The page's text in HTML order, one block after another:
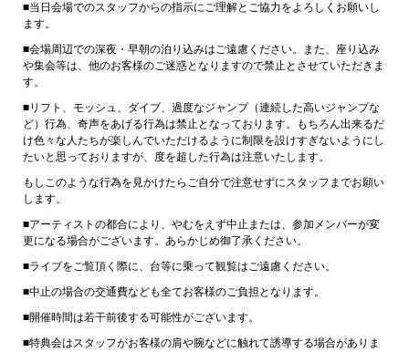
■当日会場でのスタッフからの指示にご理解とご協力をよろしくお願いし
ます。
■会場周辺での深夜・早朝の泊り込みはご遠慮ください。また、座り込み
や集会等は、他のお客様のご迷惑となりますので禁止とさせていただきま
す。
■リフト、モッシュ、ダイブ、過度なジャンプ（連続した高いジャンプな
ど）行為、奇声をあげる行為は禁止となっております。もちろん出来るだ
け色々な人たちが楽しんでいただけるように制限を設けすぎないようにし
たいと思っておりますが、度を超した行為は注意いたします。
もしこのような行為を見かけたらご自分で注意せずにスタッフまでお願い
します。
■アーティストの都合により、やむをえず中止または、参加メンバーが変
更になる場合がございます。あらかじめ御了承ください。
■ライブをご覧頂く際に、台等に乗って観覧はご遠慮ください。
■中止の場合の交通費なども全てお客様のご負担となります。
■開催時間は若干前後する可能性がございます。
■特典会はスタッフがお客様の肩や腕などに触れて誘導する場合がありま